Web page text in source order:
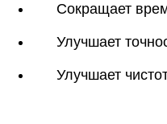
Сокращает
Улучшает
Улучшает